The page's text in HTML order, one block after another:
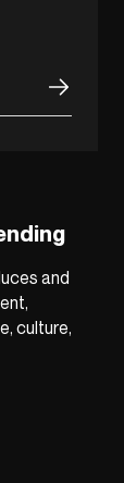
and
culture,